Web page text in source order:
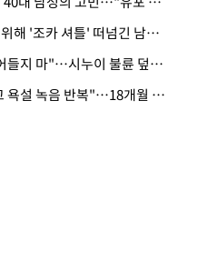
· 재취업한 시누이 위해 '조카 셔틀' 떠넘긴 남편…아내 "난 못한다"
· "남의 가정사 끼어들지 마"…시누이 불륜 덮으려는 남편에 억울한 아내
· "현관문 걷어차고 욕설 녹음 반복"…18개월 아기 키우는 집 뒤흔든 '앞집의 비극'